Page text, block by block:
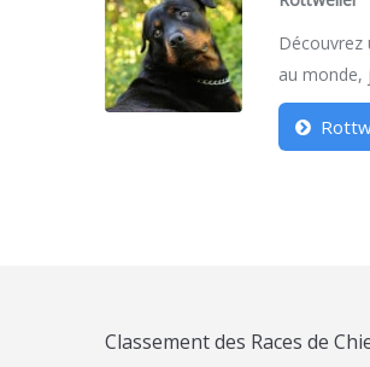
Découvrez
au monde,
Classement des Races de